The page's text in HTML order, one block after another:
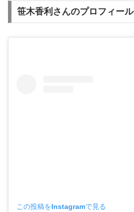
笹木香利さんのプロフィール
この投稿をInstagramで見る